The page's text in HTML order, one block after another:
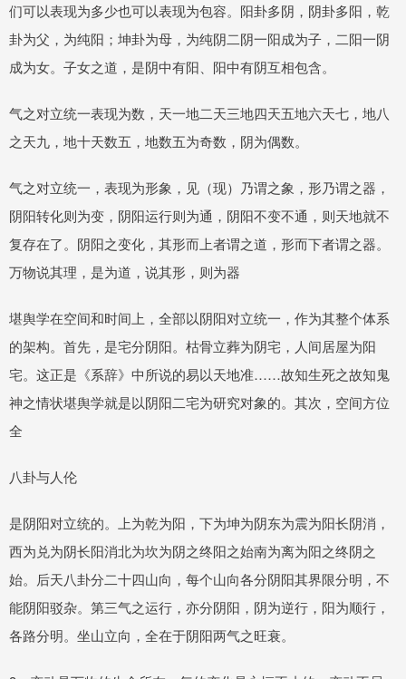
们可以表现为多少也可以表现为包容。阳卦多阴，阴卦多阳，乾
卦为父，为纯阳；坤卦为母，为纯阴二阴一阳成为子，二阳一阴
成为女。子女之道，是阴中有阳、阳中有阴互相包含。
气之对立统一表现为数，天一地二天三地四天五地六天七，地八
之天九，地十天数五，地数五为奇数，阴为偶数。
气之对立统一，表现为形象，见（现）乃谓之象，形乃谓之器，
阴阳转化则为变，阴阳运行则为通，阴阳不变不通，则天地就不
复存在了。阴阳之变化，其形而上者谓之道，形而下者谓之器。
万物说其理，是为道，说其形，则为器
堪舆学在空间和时间上，全部以阴阳对立统一，作为其整个体系
的架构。首先，是宅分阴阳。枯骨立葬为阴宅，人间居屋为阳
宅。这正是《系辞》中所说的易以天地准……故知生死之故知鬼
神之情状堪舆学就是以阴阳二宅为研究对象的。其次，空间方位
全
八卦与人伦
是阴阳对立统的。上为乾为阳，下为坤为阴东为震为阳长阴消，
西为兑为阴长阳消北为坎为阴之终阳之始南为离为阳之终阴之
始。后天八卦分二十四山向，每个山向各分阴阳其界限分明，不
能阴阳驳杂。第三气之运行，亦分阴阳，阴为逆行，阳为顺行，
各路分明。坐山立向，全在于阴阳两气之旺衰。